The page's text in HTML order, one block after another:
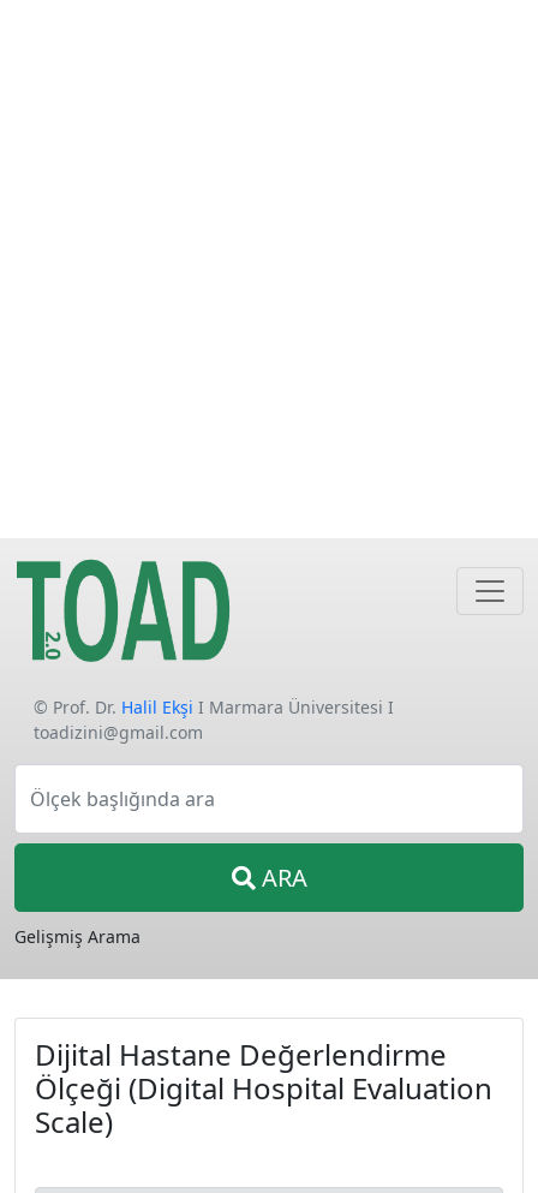
© Prof. Dr. Halil Ekşi I Marmara Üniversitesi I
toadizini@gmail.com
Ölçek başlığında ara
ARA
Gelişmiş Arama
Dijital Hastane Değerlendirme
Ölçeği (Digital Hospital Evaluation
Scale)